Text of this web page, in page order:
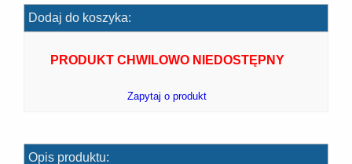
Dodaj do koszyka:
PRODUKT CHWILOWO NIEDOSTĘPNY
Zapytaj o produkt
Opis produktu: